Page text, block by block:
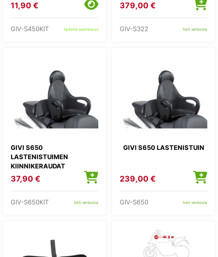
11,90 €
GIV-S450KIT tarkista saatavuus
379,00 €
GIV-S322 heti verkosta
GIVI S650
LASTENISTUIMEN
KIINNIKERAUDAT
37,90 €
GIV-S650KIT heti verkosta
GIVI S650 LASTENISTUIN
239,00 €
GIV-S650 heti verkosta